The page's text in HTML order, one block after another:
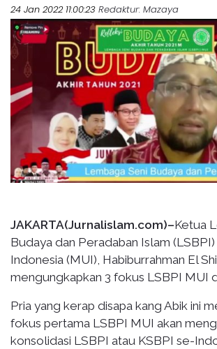
24 Jan 2022 11:00:23 Redaktur: Mazaya
JAKARTA(Jurnalislam.com)–Ketua
Budaya dan Peradaban Islam
Indonesia (MUI), Habiburrahman El
mengungkapkan 3 fokus LSBPI MUI
Pria yang kerap disapa kang Abik ini
fokus pertama LSBPI MUI akan
konsolidasi LSBPI atau KSBPI se-